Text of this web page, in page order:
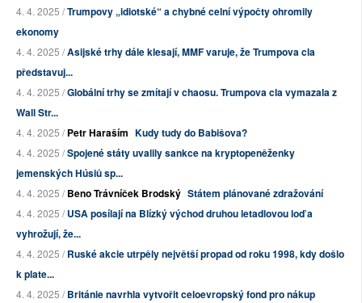
4. 4. 2025 /Trumpovy „idiotské“ a chybné celní výpočty ohromily
ekonomy
4. 4. 2025 /Asijské trhy dále klesají, MMF varuje, že Trumpova cla
představuj...
4. 4. 2025 /Globální trhy se zmítají v chaosu. Trumpova cla vymazala z
Wall Str...
4. 4. 2025 /Petr Haraším Kudy tudy do Babišova?
4. 4. 2025 /Spojené státy uvalily sankce na kryptopeněženky
jemenských Húsiů sp...
4. 4. 2025 /Beno Trávníček Brodský Státem plánované zdražování
4. 4. 2025 /USA posílají na Blízký východ druhou letadlovou loď a
vyhrožují, že...
4. 4. 2025 /Ruské akcie utrpěly největší propad od roku 1998, kdy došlo
k plate...
4. 4. 2025 /Británie navrhla vytvořit celoevropský fond pro nákup